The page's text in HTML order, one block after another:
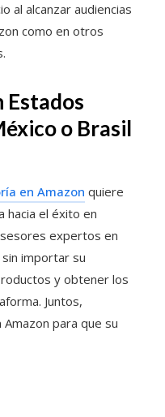
al alcanzar audiencias
como en otros
Estados
o Brasil
en Amazon quiere
hacia el éxito en
expertos en
importar su
y obtener los
Juntos,
para que su